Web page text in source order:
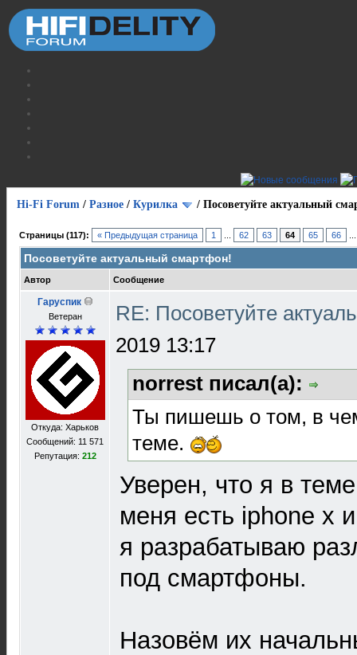
Hi-Fi Forum / Разное / Курилка / Посоветуйте актуальный
Страницы (117): « Предыдущая страница 1 62 63 64 65 66
Посоветуйте актуальный смартфон!
Автор Сообщение
Гаруспик
Ветеран
Откуда: Харьков
Сообщений: 11 571
Репутация: 212
RE: Посоветуйте
2019 13:17
norrest писал(а):
Ты пишешь о том, в
теме.
Уверен, что я в
меня есть iphone x
я разрабатываю
под смартфоны.
Назовём их